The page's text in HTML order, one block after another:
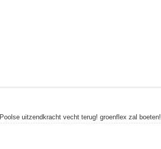
Poolse uitzendkracht vecht terug! groenflex zal boeten!